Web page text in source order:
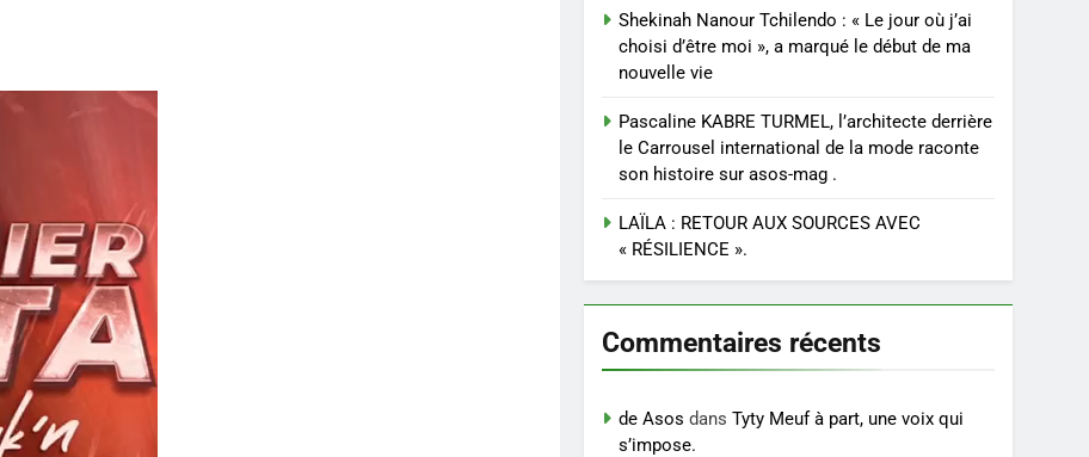
Shekinah Nanour Tchilendo : « Le jour où j’ai
choisi d’être moi », a marqué le début de ma
nouvelle vie
Pascaline KABRE TURMEL, l’architecte derrière
le Carrousel international de la mode raconte
son histoire sur asos-mag .
LAÏLA : RETOUR AUX SOURCES AVEC
« RÉSILIENCE ».
Commentaires récents
de Asos dansTyty Meuf à part, une voix qui
s’impose.